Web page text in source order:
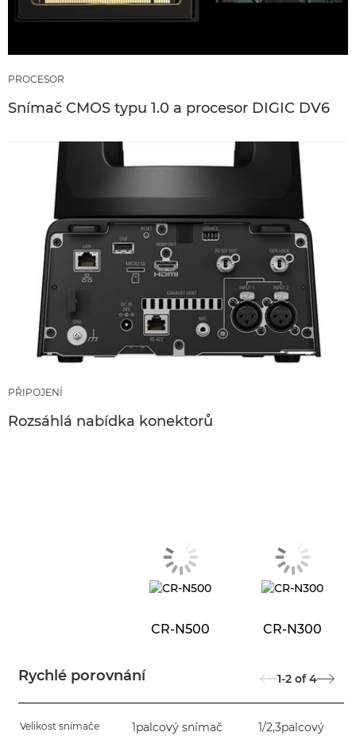
PROCESOR
Snímač CMOS typu 1.0 a procesor DIGIC DV6
PŘIPOJENÍ
Rozsáhlá nabídka konektorů
Rychlé porovnání
CR-N500 CR-N300
1-2 of 4
Velikost snímače
1palcový snímač
1/2,3palcový